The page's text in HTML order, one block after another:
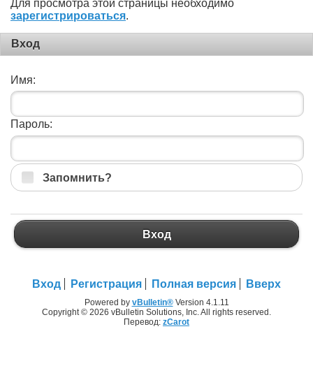
Для просмотра этой страницы необходимо
зарегистрироваться.
Вход
Имя:
Пароль:
Запомнить?
Вход
Вход Регистрация Полная версия Вверх
Powered by vBulletin®Version 4.1.11
Copyright © 2026 vBulletin Solutions, Inc. All rights reserved.
Перевод: zCarot